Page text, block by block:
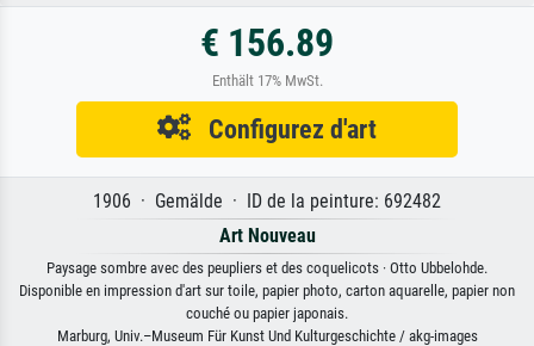
€ 156.89
Enthält 17% MwSt.
Configurez d'art
1906 · Gemälde · ID de la peinture: 692482
Art Nouveau
Paysage sombre avec des peupliers et des coquelicots · Otto Ubbelohde.
Disponible en impression d'art sur toile, papier photo, carton aquarelle, papier non
couché ou papier japonais.
Marburg, Univ.–Museum Für Kunst Und Kulturgeschichte / akg-images